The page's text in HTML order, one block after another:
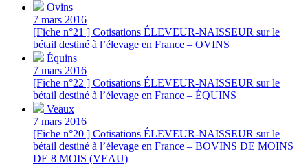
Ovins
7 mars 2016
[Fiche n°21 ] Cotisations ÉLEVEUR-NAISSEUR sur le
bétail destiné à l’élevage en France – OVINS
Équins
7 mars 2016
[Fiche n°22 ] Cotisations ÉLEVEUR-NAISSEUR sur le
bétail destiné à l’élevage en France – ÉQUINS
Veaux
7 mars 2016
[Fiche n°20 ] Cotisations ÉLEVEUR-NAISSEUR sur le
bétail destiné à l’élevage en France – BOVINS DE MOINS
DE 8 MOIS (VEAU)